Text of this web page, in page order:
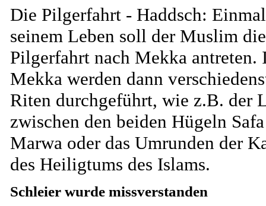
Die Pilgerfahrt - Haddsch:
seinem Leben soll der Muslim die
Pilgerfahrt nach Mekka antreten.
Mekka werden dann
Riten durchgeführt, wie z.B. der
zwischen den beiden Hügeln
Marwa oder das Umrunden der
des Heiligtums des Islams.
Schleier wurde missverstanden